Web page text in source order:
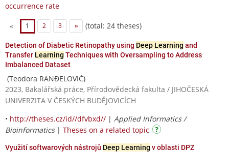
occurrence rate
« 1 2 3 » (total: 24 theses)
Detection of Diabetic Retinopathy using Deep Learning and
Transfer Learning Techniques with Oversampling to Address
Imbalanced Dataset
(Teodora RANĐELOVIĆ)
2023, Bakalářská práce, Přírodovědecká fakulta / JIHOČESKÁ
UNIVERZITA V ČESKÝCH BUDĚJOVICÍCH
• http://theses.cz/id//dfvbxd// | Applied Informatics /
Bioinformatics| Theses on a related topic
Využití softwarových nástrojů Deep Learning v oblasti DPZ